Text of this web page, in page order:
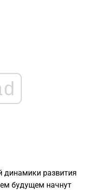
динамики развития
будущем начнут